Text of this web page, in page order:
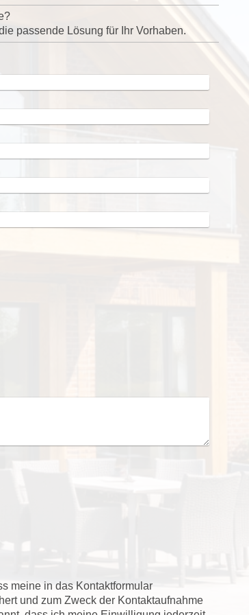
passende Lösung für Ihr Vorhaben.
meine in das Kontaktformular
und zum Zweck der Kontaktaufnahme